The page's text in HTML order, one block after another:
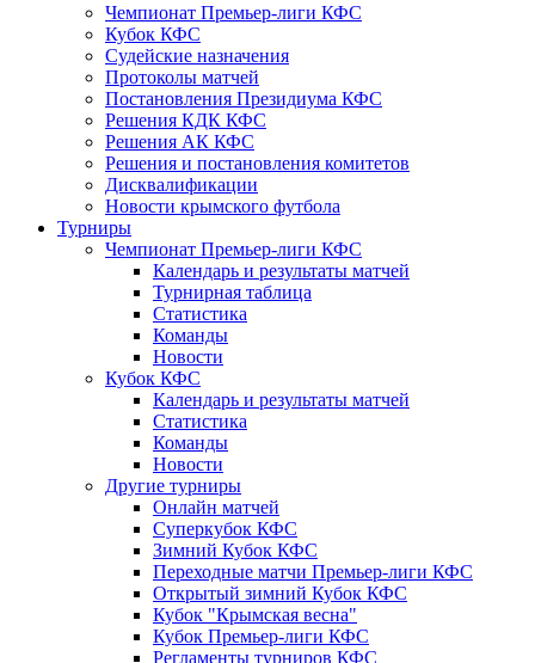
Чемпионат Премьер-лиги КФС
Кубок КФС
Судейские назначения
Протоколы матчей
Постановления Президиума КФС
Решения КДК КФС
Решения АК КФС
Решения и постановления комитетов
Дисквалификации
Новости крымского футбола
Турниры
Чемпионат Премьер-лиги КФС
Календарь и результаты матчей
Турнирная таблица
Статистика
Команды
Новости
Кубок КФС
Календарь и результаты матчей
Статистика
Команды
Новости
Другие турниры
Онлайн матчей
Суперкубок КФС
Зимний Кубок КФС
Переходные матчи Премьер-лиги КФС
Открытый зимний Кубок КФС
Кубок "Крымская весна"
Кубок Премьер-лиги КФС
Регламенты турниров КФС